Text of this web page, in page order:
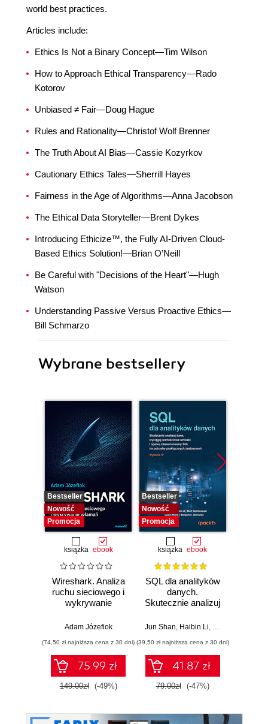
world best practices.
Articles include:
Ethics Is Not a Binary Concept—Tim Wilson
How to Approach Ethical Transparency—Rado
Kotorov
Unbiased ≠ Fair—Doug Hague
Rules and Rationality—Christof Wolf Brenner
The Truth About AI Bias—Cassie Kozyrkov
Cautionary Ethics Tales—Sherrill Hayes
Fairness in the Age of Algorithms—Anna Jacobson
The Ethical Data Storyteller—Brent Dykes
Introducing Ethicize™, the Fully AI-Driven Cloud-
Based Ethics Solution!—Brian O’Neill
Be Careful with "Decisions of the Heart"—Hugh
Watson
Understanding Passive Versus Proactive Ethics—
Bill Schmarzo
Wybrane bestsellery
Bestseller
Nowość
Promocja
książka ebook
Wireshark. Analiza
ruchu sieciowego i
wykrywanie
Adam Józefiok
(74,50 zł najniższa cena z 30 dni)
75.99 zł
149.00zł (-49%)
Bestseller
Nowość
Promocja
książka ebook
SQL dla analityków
danych.
Skutecznie analizuj
wartościowe
zaawansowany
SQL na potrzeby
praktycznych
zastosowań.
Wydanie IV
Jun Shan, Haibin Li, Matt Goldwasser
(39,50 zł najniższa cena z 30 dni)
41.87 zł
79.00zł (-47%)